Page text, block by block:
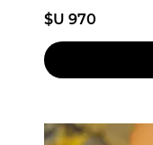
$U 970